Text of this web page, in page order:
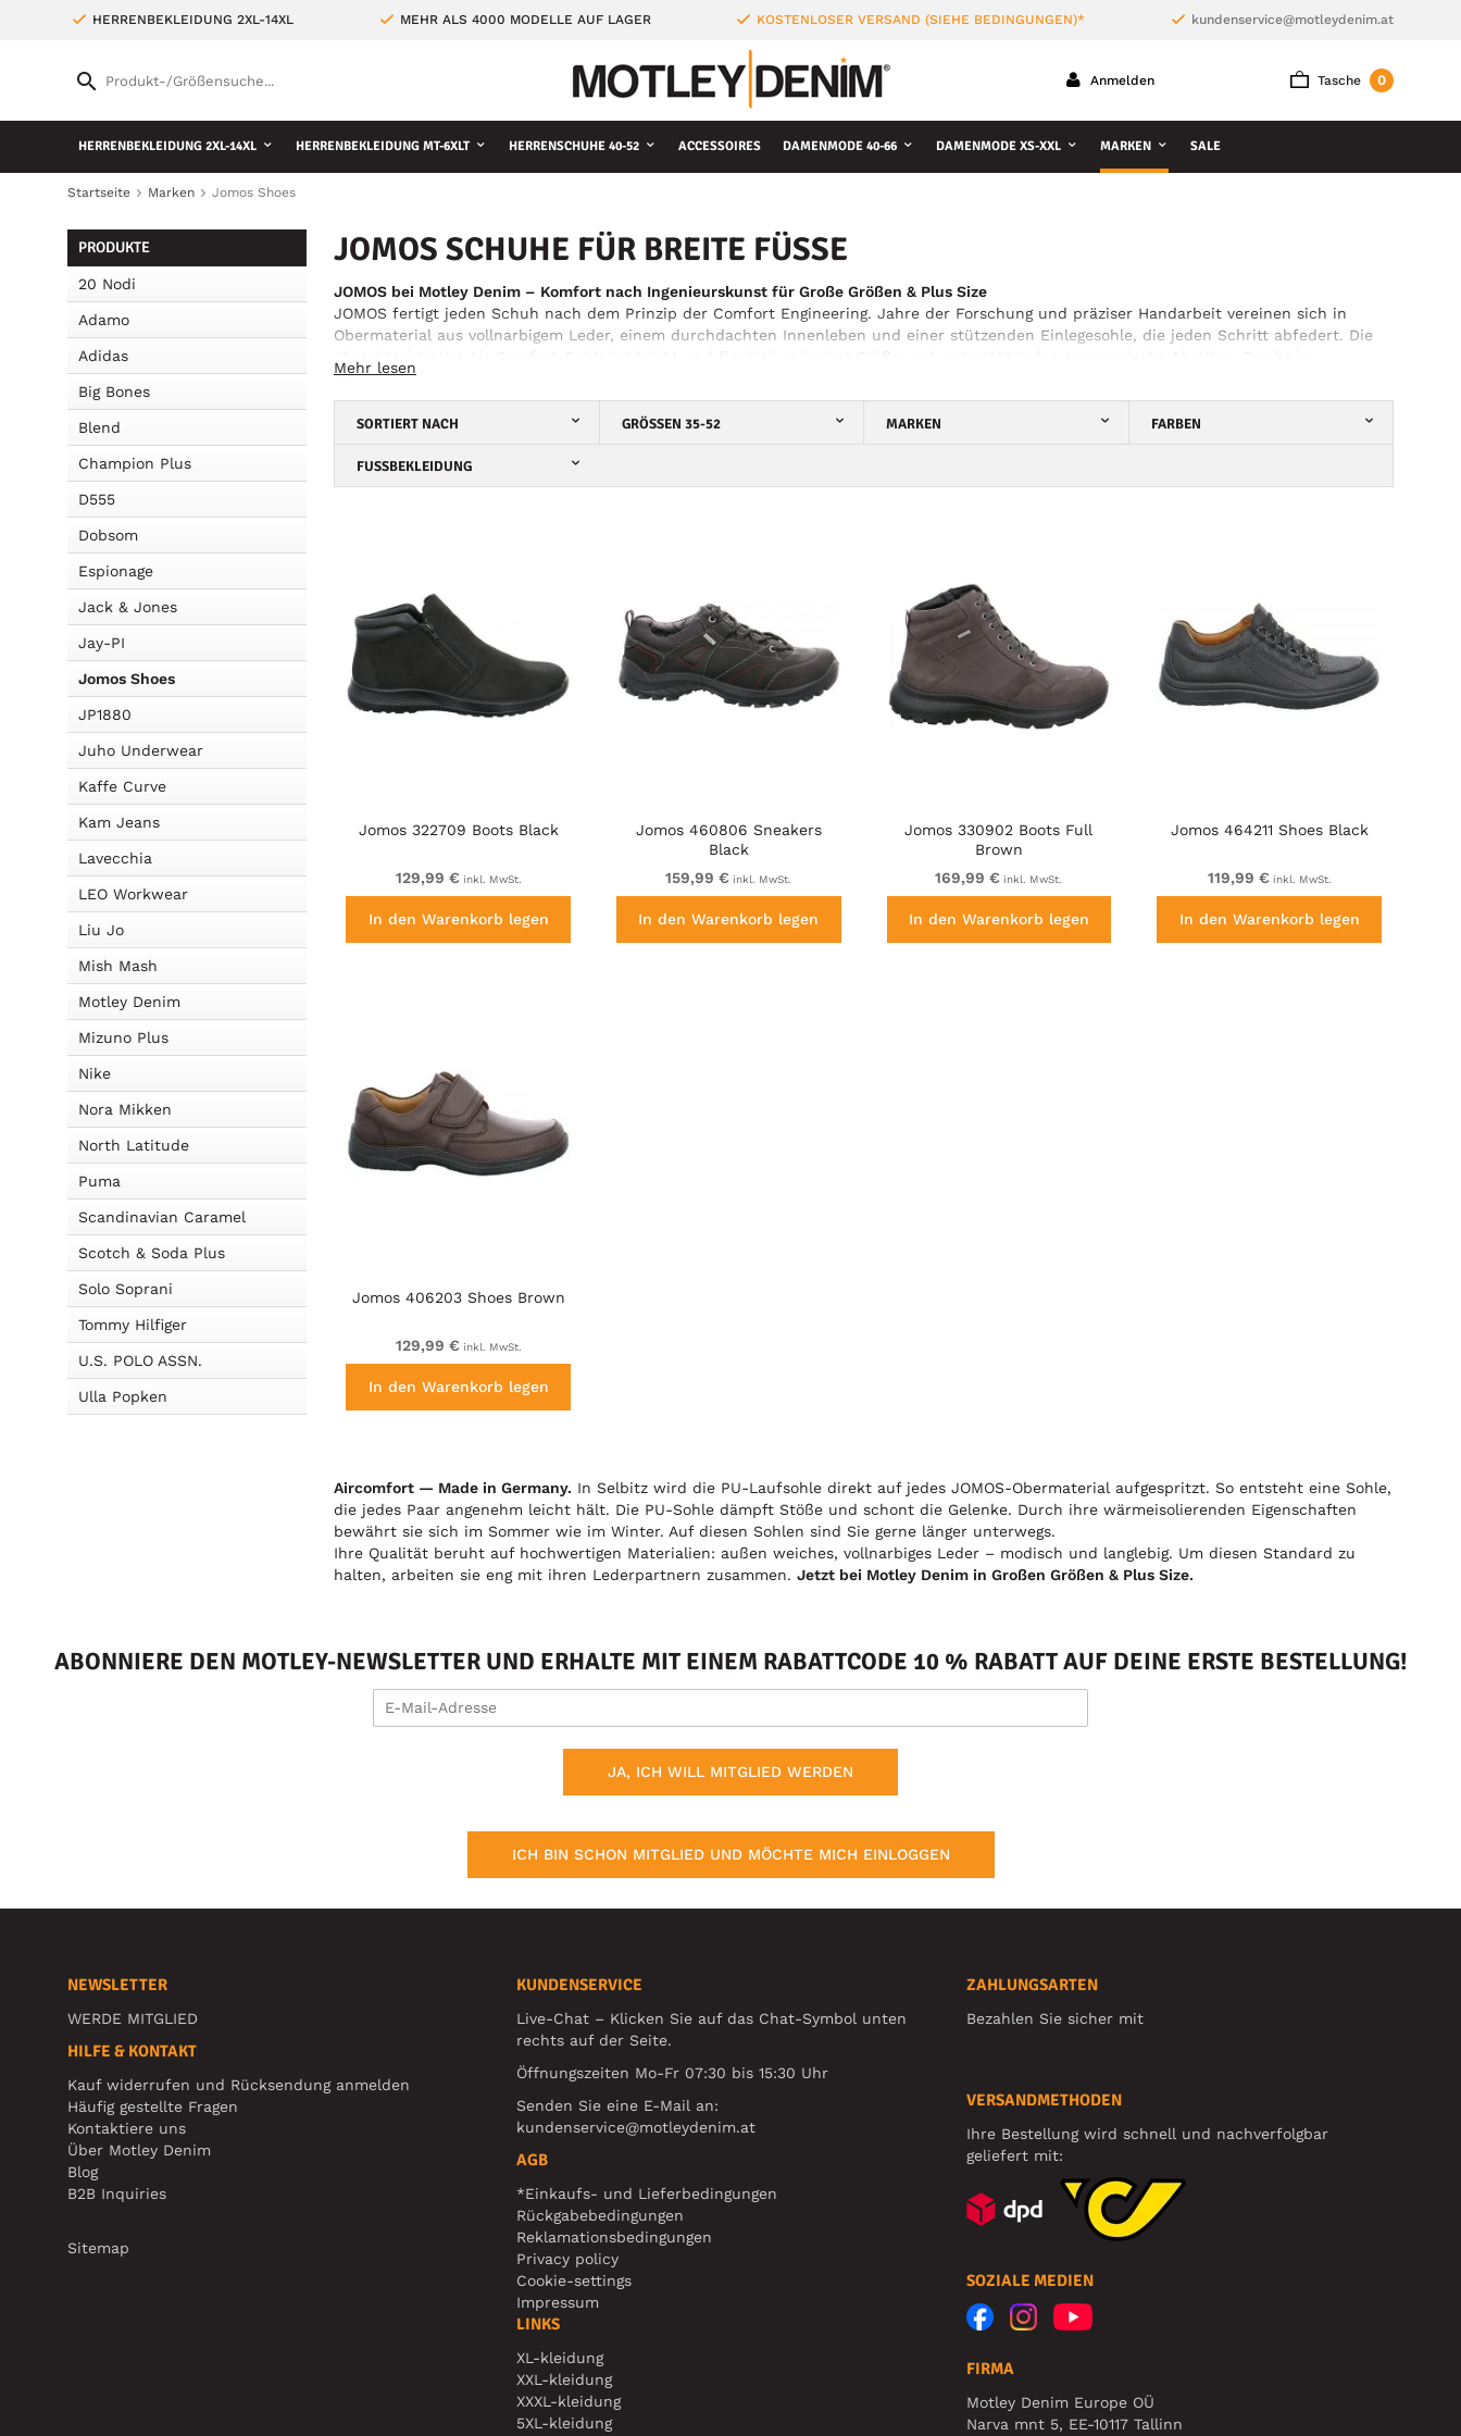
HERRENBEKLEIDUNG 2XL-14XL MEHR ALS 4000 MODELLE AUF LAGER KOSTENLOSER VERSAND (SIEHE BEDINGUNGEN)* kundenservice@motleydenim.at
Tasche 0
Anmelden
HERRENBEKLEIDUNG 2XL-14XL HERRENBEKLEIDUNG MT-6XLT HERRENSCHUHE 40-52 ACCESSOIRES DAMENMODE 40-66 DAMENMODE XS-XXL MARKEN SALE
Startseite Marken Jomos Shoes
PRODUKTE
20 Nodi
Adamo
Adidas
Big Bones
Blend
Champion Plus
D555
Dobsom
Espionage
Jack & Jones
Jay-PI
Jomos Shoes
JP1880
Juho Underwear
Kaffe Curve
Kam Jeans
Lavecchia
LEO Workwear
Liu Jo
Mish Mash
Motley Denim
Mizuno Plus
Nike
Nora Mikken
North Latitude
Puma
Scandinavian Caramel
Scotch & Soda Plus
Solo Soprani
Tommy Hilfiger
U.S. POLO ASSN.
Ulla Popken
JOMOS SCHUHE FÜR BREITE FÜSSE
JOMOS bei Motley Denim – Komfort nach Ingenieurskunst für Große Größen & Plus Size
JOMOS fertigt jeden Schuh nach dem Prinzip der Comfort Engineering. Jahre der Forschung und präziser Handarbeit vereinen sich in
Obermaterial aus vollnarbigem Leder, einem durchdachten Innenleben und einer stützenden Einlegesohle, die jeden Schritt abfedert. Die
langlebige, stilvolle Schuhe – jetzt bei Motley Denim in Großen Größen & Plus Size.
Mehr lesen
SORTIERT NACH GRÖSSEN 35-52 MARKEN FARBEN
FUSSBEKLEIDUNG
Jomos 322709 Boots Black
129,99 € inkl. MwSt.
In den Warenkorb legen
Jomos 460806 Sneakers
Black
159,99 € inkl. MwSt.
In den Warenkorb legen
Jomos 330902 Boots Full
Brown
169,99 € inkl. MwSt.
In den Warenkorb legen
Jomos 464211 Shoes Black
119,99 € inkl. MwSt.
In den Warenkorb legen
Jomos 406203 Shoes Brown
129,99 € inkl. MwSt.
In den Warenkorb legen
Aircomfort — Made in Germany. In Selbitz wird die PU-Laufsohle direkt auf jedes JOMOS-Obermaterial aufgespritzt. So entsteht eine Sohle,
die jedes Paar angenehm leicht hält. Die PU-Sohle dämpft Stöße und schont die Gelenke. Durch ihre wärmeisolierenden Eigenschaften
bewährt sie sich im Sommer wie im Winter. Auf diesen Sohlen sind Sie gerne länger unterwegs.
Ihre Qualität beruht auf hochwertigen Materialien: außen weiches, vollnarbiges Leder – modisch und langlebig. Um diesen Standard zu
halten, arbeiten sie eng mit ihren Lederpartnern zusammen. Jetzt bei Motley Denim in Großen Größen & Plus Size.
ABONNIERE DEN MOTLEY-NEWSLETTER UND ERHALTE MIT EINEM RABATTCODE 10 % RABATT AUF DEINE ERSTE BESTELLUNG!
JA, ICH WILL MITGLIED WERDEN
ICH BIN SCHON MITGLIED UND MÖCHTE MICH EINLOGGEN
NEWSLETTER
WERDE MITGLIED
HILFE & KONTAKT
Kauf widerrufen und Rücksendung anmelden
Häufig gestellte Fragen
Kontaktiere uns
Über Motley Denim
Blog
B2B Inquiries
Sitemap
KUNDENSERVICE
Live-Chat – Klicken Sie auf das Chat-Symbol unten
rechts auf der Seite.
Öffnungszeiten Mo-Fr 07:30 bis 15:30 Uhr
Senden Sie eine E-Mail an:
kundenservice@motleydenim.at
AGB
*Einkaufs- und Lieferbedingungen
Rückgabebedingungen
Reklamationsbedingungen
Privacy policy
Cookie-settings
Impressum
LINKS
XL-kleidung
XXL-kleidung
XXXL-kleidung
5XL-kleidung
ZAHLUNGSARTEN
Bezahlen Sie sicher mit
VERSANDMETHODEN
Ihre Bestellung wird schnell und nachverfolgbar
geliefert mit:
SOZIALE MEDIEN
FIRMA
Motley Denim Europe OÜ
Narva mnt 5, EE-10117 Tallinn